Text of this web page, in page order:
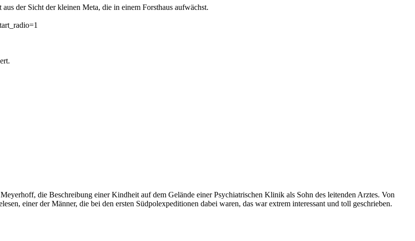
der Sicht der kleinen Meta, die in einem Forsthaus aufwächst.
die Beschreibung einer Kindheit auf dem Gelände einer Psychiatrischen Klinik als Sohn des leitenden Arztes. Von
einer der Männer, die bei den ersten Südpolexpeditionen dabei waren, das war extrem interessant und toll geschrieben.